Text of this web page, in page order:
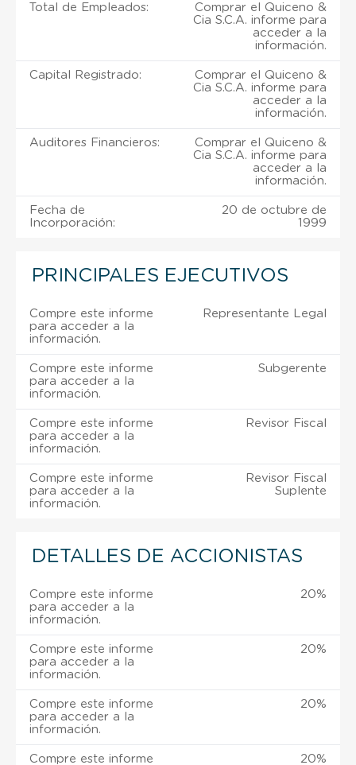
Total de Empleados:
Comprar el Quiceno &
Cia S.C.A. informe para
acceder a la
información.
Capital Registrado:
Comprar el Quiceno &
Cia S.C.A. informe para
acceder a la
información.
Auditores Financieros:
Comprar el Quiceno &
Cia S.C.A. informe para
acceder a la
información.
Fecha de
Incorporación:
20 de octubre de
1999
PRINCIPALES EJECUTIVOS
Compre este informe
para acceder a la
información.
Representante Legal
Compre este informe
para acceder a la
información.
Subgerente
Compre este informe
para acceder a la
información.
Revisor Fiscal
Compre este informe
para acceder a la
información.
Revisor Fiscal
Suplente
DETALLES DE ACCIONISTAS
Compre este informe
para acceder a la
información.
20%
Compre este informe
para acceder a la
información.
20%
Compre este informe
para acceder a la
información.
20%
Compre este informe 20%